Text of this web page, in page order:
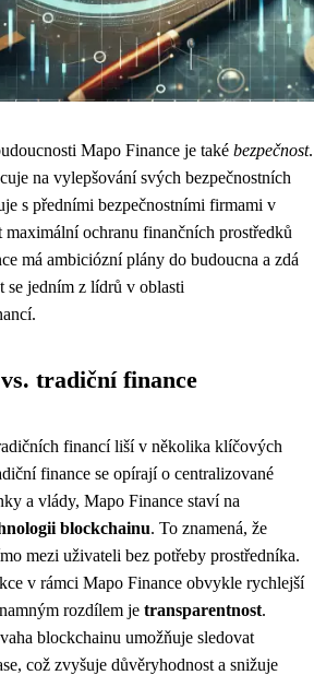
Mapo Finance je také bezpečnost.
na vylepšování svých bezpečnostních
s předními bezpečnostními firmami v
ochranu finančních prostředků
má ambiciózní plány do budoucna a zdá
se jedním z lídrů v oblasti
tradiční finance
financí liší v několika klíčových
finance se opírají o centralizované
a vlády, Mapo Finance staví na
blockchainu. To znamená, že
mezi uživateli bez potřeby prostředníka.
v rámci Mapo Finance obvykle rychlejší
rozdílem je transparentnost.
blockchainu umožňuje sledovat
což zvyšuje důvěryhodnost a snižuje